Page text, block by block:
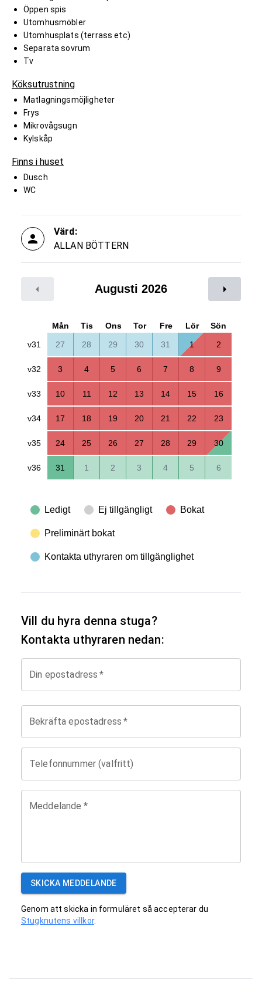
Öppen spis
Utomhusmöbler
Utomhusplats (terrass etc)
Separata sovrum
Tv
Köksutrustning
Matlagningsmöjligheter
Frys
Mikrovågsugn
Kylskåp
Finns i huset
Dusch
WC
Värd:
ALLAN BÖTTERN
Augusti 2026
Mån Tis Ons Tor Fre Lör
Sön
v31
27 28 29 30 31 1 2
v32 3 4 5 6 7 8 9
v33 10 11 12 13 14 15 16
v34 17 18 19 20 21 22 23
v35 24 25 26 27 28 29 30
v36 31 1 2 3 4 5 6
Ledigt Ej tillgängligt Bokat
Preliminärt bokat
Kontakta uthyraren om tillgänglighet
Vill du hyra denna stuga?
Kontakta uthyraren nedan:
Din epostadress *
Bekräfta epostadress *
Telefonnummer (valfritt)
Meddelande *
SKICKA MEDDELANDE
Genom att skicka in formuläret så accepterar du
Stugknutens villkor.